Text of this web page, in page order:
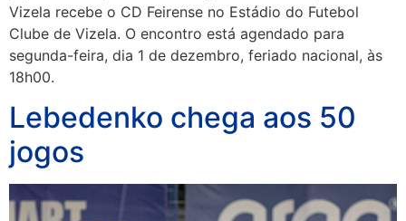
Vizela recebe o CD Feirense no Estádio do Futebol
Clube de Vizela. O encontro está agendado para
segunda-feira, dia 1 de dezembro, feriado nacional, às
18h00.
Lebedenko chega aos 50
jogos